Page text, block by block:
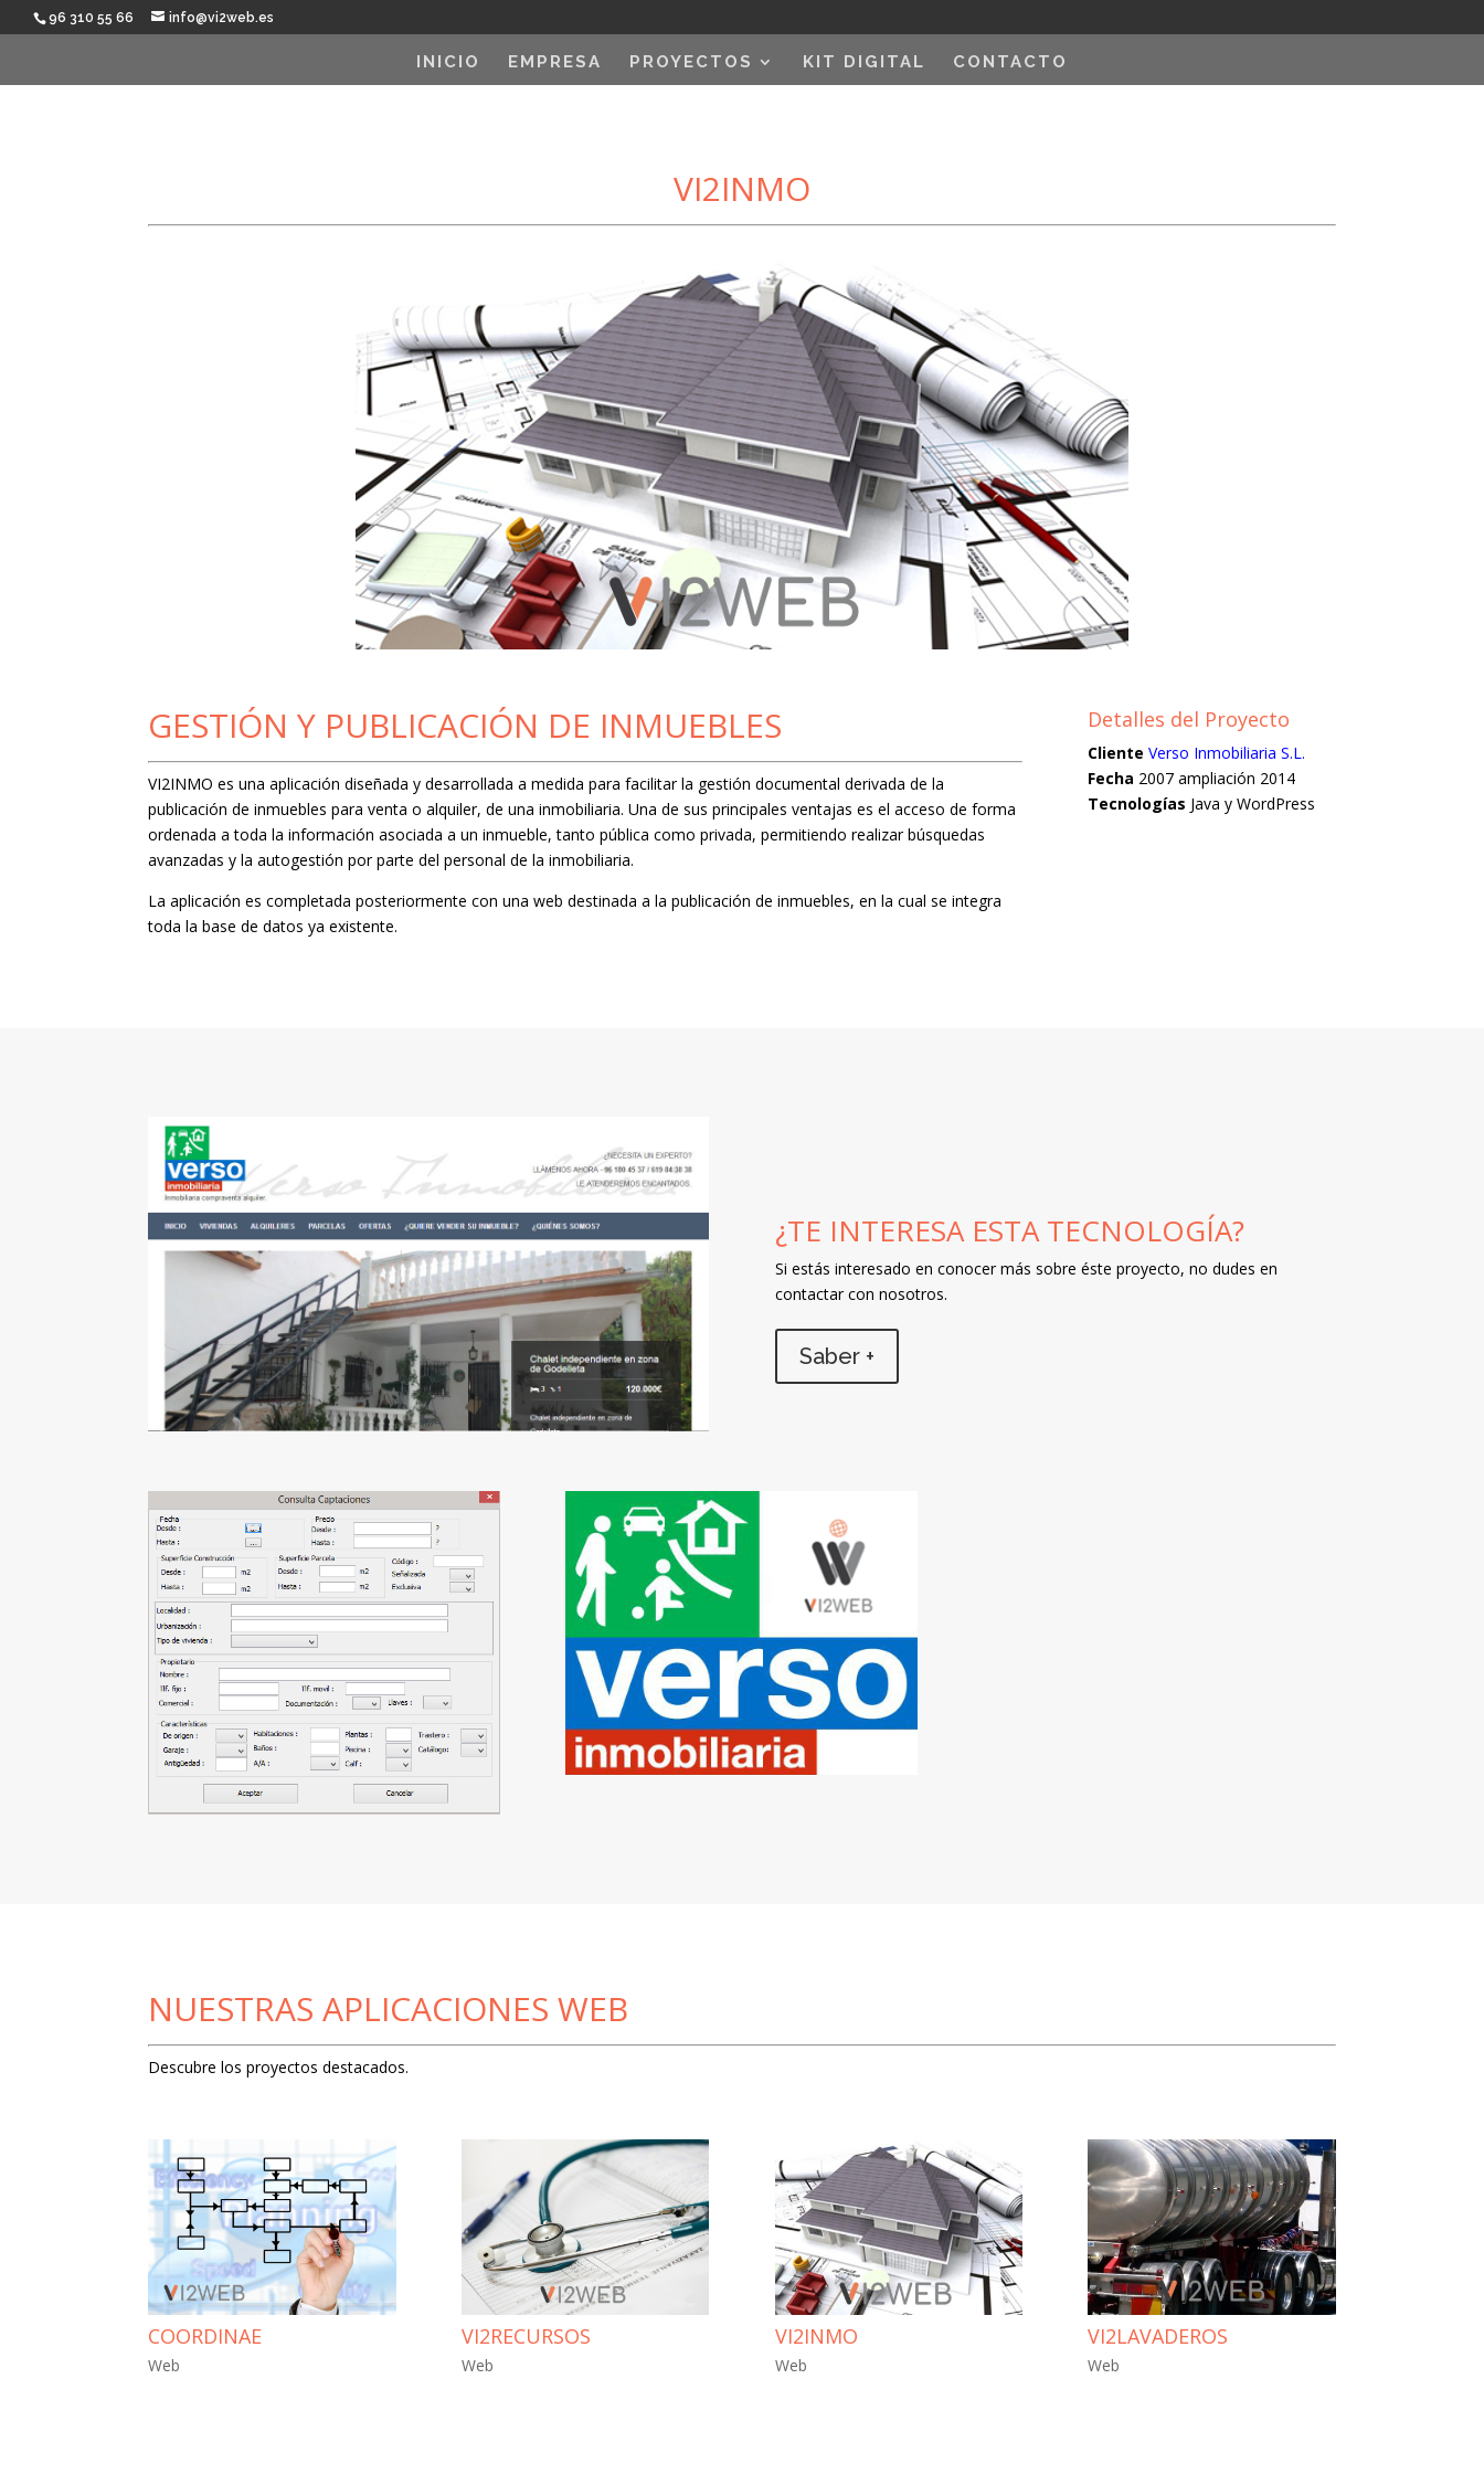
96 310 55 66 info@vi2web.es
INICIO EMPRESA PROYECTOS KIT DIGITAL CONTACTO
VI2INMO
GESTIÓN Y PUBLICACIÓN DE INMUEBLES
VI2INMO es una aplicación diseñada y desarrollada a medida para facilitar la gestión documental derivada de la
publicación de inmuebles para venta o alquiler, de una inmobiliaria. Una de sus principales ventajas es el acceso de forma
ordenada a toda la información asociada a un inmueble, tanto pública como privada, permitiendo realizar búsquedas
avanzadas y la autogestión por parte del personal de la inmobiliaria.
La aplicación es completada posteriormente con una web destinada a la publicación de inmuebles, en la cual se integra
toda la base de datos ya existente.
Detalles del Proyecto
ClienteVerso Inmobiliaria S.L.
Fecha 2007 ampliación 2014
Tecnologías Java y WordPress
¿TE INTERESA ESTA TECNOLOGÍA?
Si estás interesado en conocer más sobre éste proyecto, no dudes en
contactar con nosotros.
Saber +
NUESTRAS APLICACIONES WEB
Descubre los proyectos destacados.
COORDINAE
Web
VI2RECURSOS
Web
VI2INMO
Web
VI2LAVADEROS
Web